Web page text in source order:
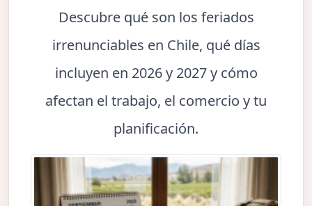
Descubre qué son los feriados
irrenunciables en Chile, qué días
incluyen en 2026 y 2027 y cómo
afectan el trabajo, el comercio y tu
planificación.